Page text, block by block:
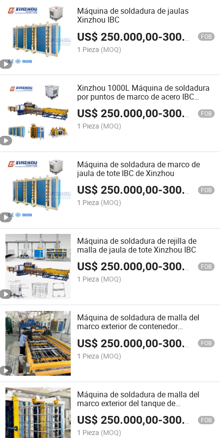
Máquina de soldadura de jaulas
Xinzhou IBC
US$250.000,00-300.000,00 FOB
1 Pieza (MOQ)
Xinzhou 1000L Máquina de soldadura
por puntos de marco de acero IBC
Máquina de soldadura de jaulas IBC
US$250.000,00-300.000,00 FOB
1 Pieza (MOQ)
Máquina de soldadura de marco de
jaula de tote IBC de Xinzhou
US$250.000,00-300.000,00 FOB
1 Pieza (MOQ)
Máquina de soldadura de rejilla de
malla de jaula de tote Xinzhou IBC
US$250.000,00-300.000,00 FOB
1 Pieza (MOQ)
Máquina de soldadura de malla del
marco exterior de contenedor
US$250.000,00-300.000,00 FOB
1 Pieza (MOQ)
Máquina de soldadura de malla del
marco exterior del tanque de
contenedor de plástico Xinzhou IBC
US$250.000,00-300.000,00 FOB
1 Pieza (MOQ)